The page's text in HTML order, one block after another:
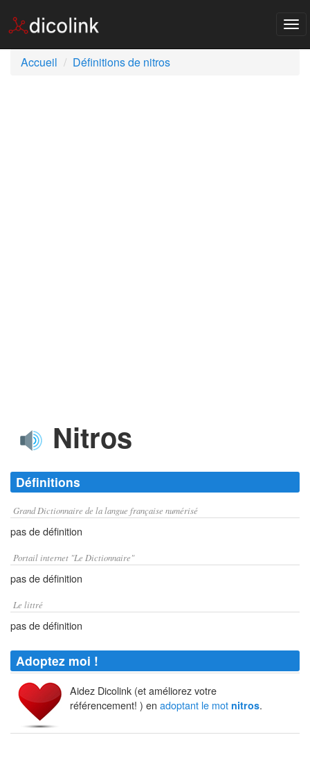
Accueil
Définitions de nitros
Nitros
Définitions
Grand Dictionnaire de la langue française numérisé
pas de définition
Portail internet "Le Dictionnaire"
pas de définition
Le littré
pas de définition
Adoptez moi !
Aidez Dicolink (et améliorez votre
référencement! ) en adoptant le mot nitros.